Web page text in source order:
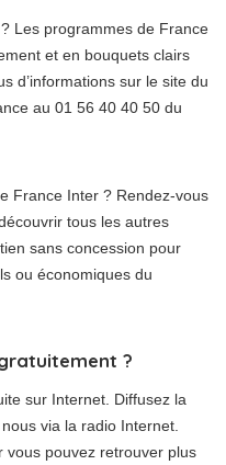
Les programmes de France
et en bouquets clairs
d’informations sur le site du
au 01 56 40 40 50 du
France Inter ? Rendez-vous
tous les autres
sans concession pour
ou économiques du
?
sur Internet. Diffusez la
via la radio Internet.
vous pouvez retrouver plus